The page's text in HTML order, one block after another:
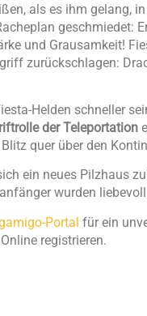
als es ihm gelang,
geschmiedet:
und Grausamkeit!
zurückschlagen:
Helden schneller
der Teleportation
quer über den
ein neues Pilzhaus
wurden
Portal für ein
registrieren.